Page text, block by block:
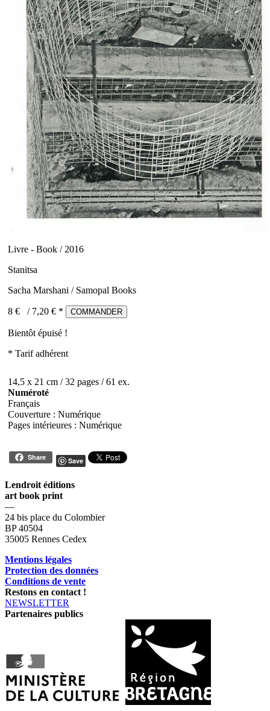
Livre - Book / 2016
Stanitsa
Sacha Marshani / Samopal Books
8 € / 7,20 € * COMMANDER
Bientôt épuisé !
* Tarif adhérent
14,5 x 21 cm / 32 pages / 61 ex.
Numéroté
Français
Couverture : Numérique
Pages intérieures : Numérique
Share Save
Lendroit éditions
art book print
—
24 bis place du Colombier
BP 40504
35005 Rennes Cedex
Mentions légales
Protection des données
Conditions de vente
Restons en contact !
NEWSLETTER
Partenaires publics